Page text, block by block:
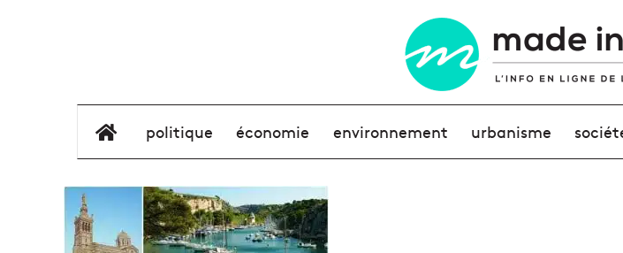
élément de menu
politique économie environnement urbanisme